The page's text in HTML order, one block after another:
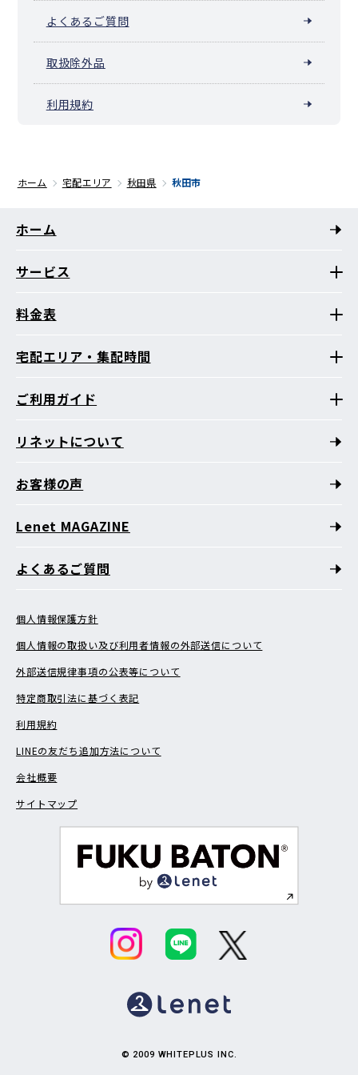
よくあるご質問
取扱除外品
利用規約
ホーム 宅配エリア 秋田県 秋田市
ホーム
サービス
料金表
宅配エリア・集配時間
ご利用ガイド
リネットについて
お客様の声
Lenet MAGAZINE
よくあるご質問
個人情報保護方針
個人情報の取扱い及び利用者情報の外部送信について
外部送信規律事項の公表等について
特定商取引法に基づく表記
利用規約
LINEの友だち追加方法について
会社概要
サイトマップ
© 2009 WHITEPLUS INC.